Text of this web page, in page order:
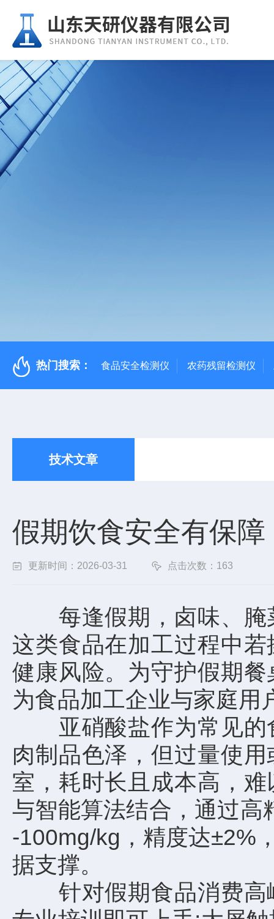
热门搜索： 食品安全检测仪 农药残留检测仪
技术文章
假期饮食安全有保
更新时间：2026-03-31 点击次数：163
每逢假期，卤味、腌
这类食品在加工过程中
健康风险。为守护假期
为食品加工企业与家庭用
亚硝酸盐作为常见的
肉制品色泽，但过量使
室，耗时长且成本高，
与智能算法结合，通过高
-100mg/kg，精度达±2%
据支撑。
针对假期食品消费高